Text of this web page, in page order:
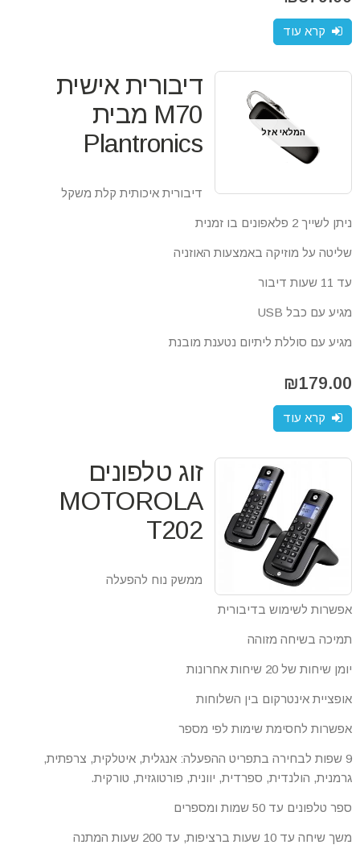
קרא עוד
המלאי אזל
דיבורית אישית
M70 מבית
Plantronics
דיבורית איכותית קלת משקל
ניתן לשייך 2 פלאפונים בו זמנית
שליטה על מוזיקה באמצעות האוזניה
עד 11 שעות דיבור
מגיע עם כבל USB
מגיע עם סוללת ליתיום נטענת מובנת
₪179.00
קרא עוד
זוג טלפונים
MOTOROLA
T202
ממשק נוח להפעלה
אפשרות לשימוש בדיבורית
תמיכה בשיחה מזוהה
יומן שיחות של 20 שיחות אחרונות
אופציית אינטרקום בין השלוחות
אפשרות לחסימת שימות לפי מספר
9 שפות לבחירה בתפריט ההפעלה: אנגלית, איטלקית, צרפתית,
גרמנית, הולנדית, ספרדית, יוונית, פורטוגזית, טורקית.
ספר טלפונים עד 50 שמות ומספרים
משך שיחה עד 10 שעות ברציפות, עד 200 שעות המתנה